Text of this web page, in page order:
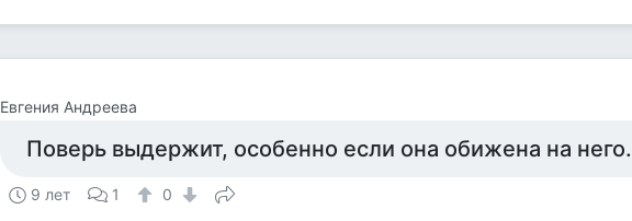
Евгения Андреева
Поверь выдержит, особенно если она обижена на него.
9 лет 1 0